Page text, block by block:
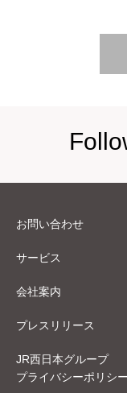
お問い合わせ
サービス
会社案内
プレスリリース
JR西日本グループ
プライバシーポリシー